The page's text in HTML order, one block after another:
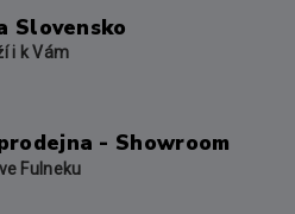
Slovensko
i k Vám
- Showroom
Fulneku